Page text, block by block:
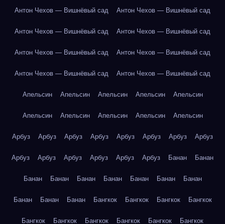
Антон Чехов — Вишнёвый сад Антон Чехов — Вишнёвый сад
Антон Чехов — Вишнёвый сад Антон Чехов — Вишнёвый сад
Антон Чехов — Вишнёвый сад Антон Чехов — Вишнёвый сад
Антон Чехов — Вишнёвый сад Антон Чехов — Вишнёвый сад
Апельсин Апельсин Апельсин Апельсин Апельсин
Апельсин Апельсин Апельсин Апельсин Апельсин
Арбуз Арбуз Арбуз Арбуз Арбуз Арбуз Арбуз Арбуз
Арбуз Арбуз Арбуз Арбуз Арбуз Арбуз Банан Банан
Банан Банан Банан Банан Банан Банан Банан
Банан Банан Банан Бангкок Бангкок Бангкок Бангкок
Бангкок Бангкок Бангкок Бангкок Бангкок Бангкок